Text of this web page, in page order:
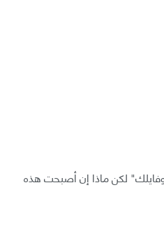
لكن ماذا إن أصبحت هذه